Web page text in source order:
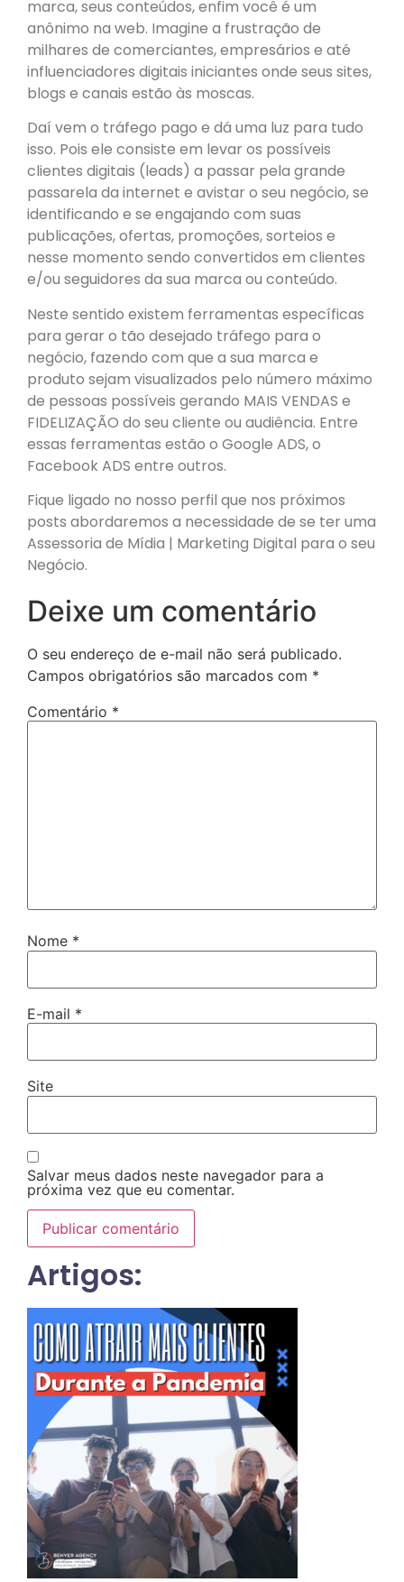
marca, seus conteúdos, enfim você é um
anônimo na web. Imagine a frustração de
milhares de comerciantes, empresários e até
influenciadores digitais iniciantes onde seus sites,
blogs e canais estão às moscas.
Daí vem o tráfego pago e dá uma luz para tudo
isso. Pois ele consiste em levar os possíveis
clientes digitais (leads) a passar pela grande
passarela da internet e avistar o seu negócio, se
identificando e se engajando com suas
publicações, ofertas, promoções, sorteios e
nesse momento sendo convertidos em clientes
e/ou seguidores da sua marca ou conteúdo.
Neste sentido existem ferramentas específicas
para gerar o tão desejado tráfego para o
negócio, fazendo com que a sua marca e
produto sejam visualizados pelo número máximo
de pessoas possíveis gerando MAIS VENDAS e
FIDELIZAÇÃO do seu cliente ou audiência. Entre
essas ferramentas estão o Google ADS, o
Facebook ADS entre outros.
Fique ligado no nosso perfil que nos próximos
posts abordaremos a necessidade de se ter uma
Assessoria de Mídia | Marketing Digital para o seu
Negócio.
Deixe um comentário
O seu endereço de e-mail não será publicado.
Campos obrigatórios são marcados com *
Comentário *
Nome *
E-mail *
Site
Salvar meus dados neste navegador para a
próxima vez que eu comentar.
Artigos: